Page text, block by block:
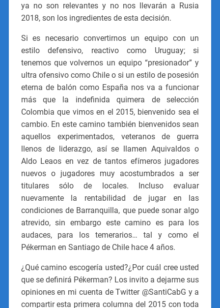
ya no son relevantes y no nos llevarán a Rusia
2018, son los ingredientes de esta decisión.
Si es necesario convertirnos un equipo con un
estilo defensivo, reactivo como Uruguay; si
tenemos que volvernos un equipo “presionador” y
ultra ofensivo como Chile o si un estilo de posesión
eterna de balón como España nos va a funcionar
más que la indefinida quimera de selección
Colombia que vimos en el 2015, bienvenido sea el
cambio. En este camino también bienvenidos sean
aquellos experimentados, veteranos de guerra
llenos de liderazgo, así se llamen Aquivaldos o
Aldo Leaos en vez de tantos efímeros jugadores
nuevos o jugadores muy acostumbrados a ser
titulares sólo de locales. Incluso evaluar
nuevamente la rentabilidad de jugar en las
condiciones de Barranquilla, que puede sonar algo
atrevido, sin embargo este camino es para los
audaces, para los temerarios… tal y como el
Pékerman en Santiago de Chile hace 4 años.
¿Qué camino escogería usted?¿Por cuál cree usted
que se definirá Pékerman? Los invito a dejarme sus
opiniones en mi cuenta de Twitter @SantiCabG y a
compartir esta primera columna del 2015 con toda